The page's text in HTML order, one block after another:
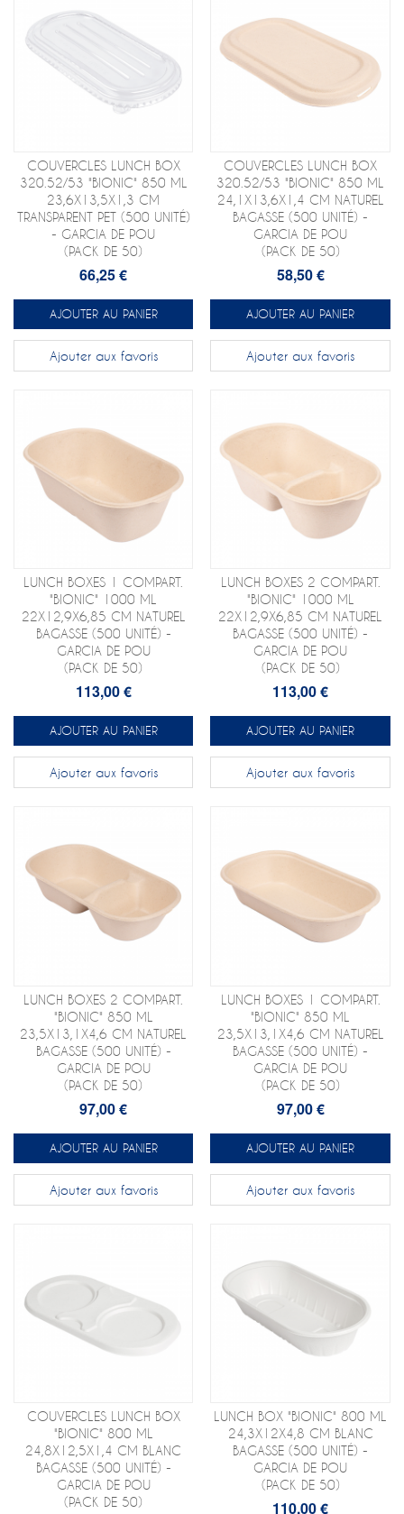
COUVERCLES LUNCH BOX
320.52/53 "BIONIC" 850 ML
23,6X13,5X1,3 CM
TRANSPARENT PET (500 UNITÉ)
- GARCIA DE POU
(PACK DE 50)
66,25 €
AJOUTER AU PANIER
Ajouter aux favoris
COUVERCLES LUNCH BOX
320.52/53 "BIONIC" 850 ML
24,1X13,6X1,4 CM NATUREL
BAGASSE (500 UNITÉ) -
GARCIA DE POU
(PACK DE 50)
58,50 €
AJOUTER AU PANIER
Ajouter aux favoris
LUNCH BOXES 1 COMPART.
"BIONIC" 1000 ML
22X12,9X6,85 CM NATUREL
BAGASSE (500 UNITÉ) -
GARCIA DE POU
(PACK DE 50)
113,00 €
AJOUTER AU PANIER
Ajouter aux favoris
LUNCH BOXES 2 COMPART.
"BIONIC" 1000 ML
22X12,9X6,85 CM NATUREL
BAGASSE (500 UNITÉ) -
GARCIA DE POU
(PACK DE 50)
113,00 €
AJOUTER AU PANIER
Ajouter aux favoris
LUNCH BOXES 2 COMPART.
"BIONIC" 850 ML
23,5X13,1X4,6 CM NATUREL
BAGASSE (500 UNITÉ) -
GARCIA DE POU
(PACK DE 50)
97,00 €
AJOUTER AU PANIER
Ajouter aux favoris
LUNCH BOXES 1 COMPART.
"BIONIC" 850 ML
23,5X13,1X4,6 CM NATUREL
BAGASSE (500 UNITÉ) -
GARCIA DE POU
(PACK DE 50)
97,00 €
AJOUTER AU PANIER
Ajouter aux favoris
COUVERCLES LUNCH BOX
"BIONIC" 800 ML
24,8X12,5X1,4 CM BLANC
BAGASSE (500 UNITÉ) -
GARCIA DE POU
(PACK DE 50)
LUNCH BOX "BIONIC" 800 ML
24,3X12X4,8 CM BLANC
BAGASSE (500 UNITÉ) -
GARCIA DE POU
(PACK DE 50)
110,00 €